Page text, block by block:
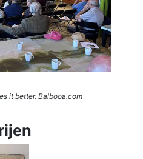
it better. Balbooa.com